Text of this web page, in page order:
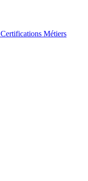
Métiers